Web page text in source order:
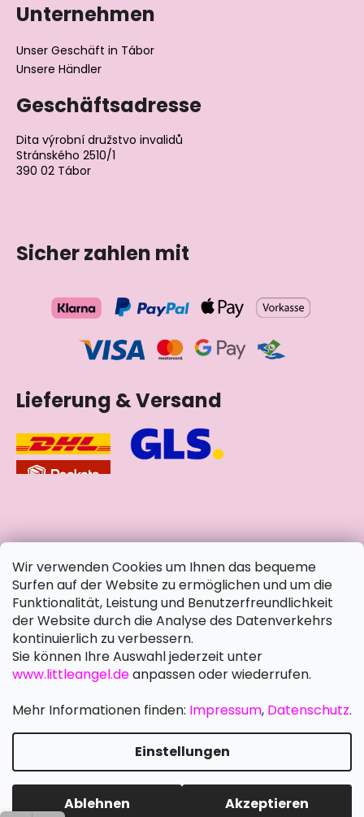
Wir verwenden Cookies um Ihnen das bequeme
Surfen auf der Website zu ermöglichen und um die
Funktionalität, Leistung und Benutzerfreundlichkeit
der Website durch die Analyse des Datenverkehrs
kontinuierlich zu verbessern.
Sie können Ihre Auswahl jederzeit unter
www.littleangel.deanpassen oder wiederrufen.
Mehr Informationen finden: Impressum, Datenschutz.
Einstellungen
Ablehnen Akzeptieren
Unternehmen
Unser Geschäft in Tábor
Unsere Händler
Geschäftsadresse
Dita výrobní družstvo invalidů
Stránského 2510/1
390 02 Tábor
Sicher zahlen mit
Lieferung & Versand
soziale Netzwerke
Copyright 2026Little Angel DE. Alle Rechte vorbehalten.
Cookie-Einstellungen ändern